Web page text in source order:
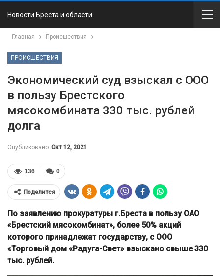
Новости Бреста и области
Главная Происшествия
ПРОИСШЕСТВИЯ
Экономический суд взыскал с ООО
в пользу Брестского
мясокомбината 330 тыс. рублей
долга
Опубликовано Окт 12, 2021
0
136
Поделится
По заявлению прокуратуры г.Бреста в пользу ОАО
«Брестский мясокомбинат», более 50% акций
которого принадлежат государству, с ООО
«Торговый дом «Радуга-Свет» взыскано свыше 330
тыс. рублей.